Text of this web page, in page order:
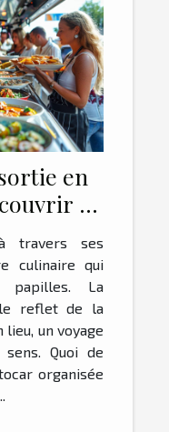
en
la
travers ses
culinaire qui
La
reflet de la
un voyage
Quoi de
organisée